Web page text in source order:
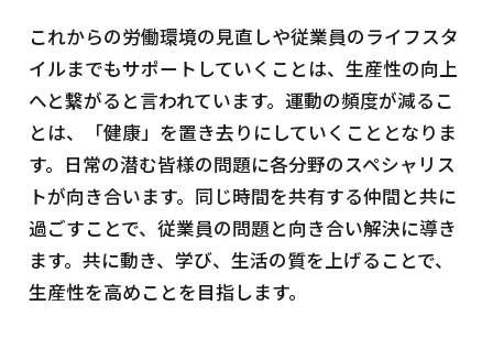
これからの労働環境の見直しや従業員のライフスタ
イルまでもサポートしていくことは、生産性の向上
へと繋がると言われています。運動の頻度が減るこ
とは、「健康」を置き去りにしていくこととなりま
す。日常の潜む皆様の問題に各分野のスペシャリス
トが向き合います。同じ時間を共有する仲間と共に
過ごすことで、従業員の問題と向き合い解決に導き
ます。共に動き、学び、生活の質を上げることで、
生産性を高めことを目指します。